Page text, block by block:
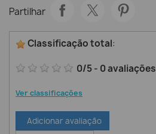
Partilhar
Classificação total:
0/5- 0avaliações
Ver classificações
Adicionar avaliação